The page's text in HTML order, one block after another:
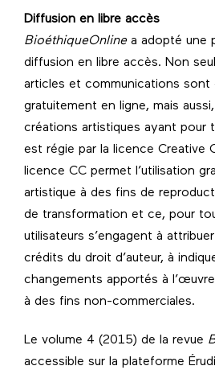
Diffusion en libre accès
BioéthiqueOnline a adopté une
diffusion en libre accès. Non
articles et communications sont
gratuitement en ligne, mais
créations artistiques ayant pour
est régie par la licence Creative
licence CC permet l’utilisation
artistique à des fins de
de transformation et ce, pour
utilisateurs s’engagent à
crédits du droit d’auteur, à
changements apportés à
à des fins non-commerciales.
Le volume 4 (2015) de la revue
accessible sur la plateforme